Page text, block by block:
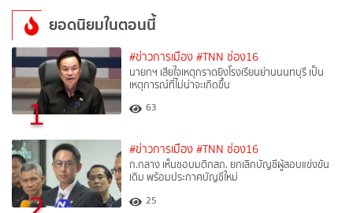
ยอดนิยมในตอนนี้
1
#ข่าวการเมือง #TNN ช่อง16
นายกฯ เสียใจเหตุกราดยิงโรงเรียนย่านนนทบุรี เป็น
เหตุการณ์ที่ไม่น่าจะเกิดขึ้น
63
#ข่าวการเมือง #TNN ช่อง16
ก.กลาง เห็นชอบมติกสถ. ยกเลิกบัญชีผู้สอบแข่งขัน
เดิม พร้อมประกาศบัญชีใหม่
25